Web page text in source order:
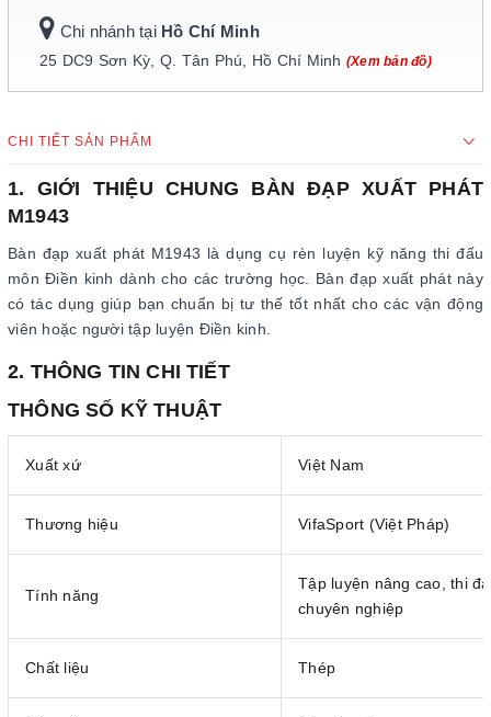
Chi nhánh tại Hồ Chí Minh
25 DC9 Sơn Kỳ, Q. Tân Phú, Hồ Chí Minh (Xem bản đồ)
CHI TIẾT SẢN PHẨM
1. GIỚI THIỆU CHUNG BÀN ĐẠP XUẤT PHÁT
M1943
Bàn đạp xuất phát M1943 là dụng cụ rèn luyện kỹ năng thi đấu
môn Điền kinh dành cho các trường học. Bàn đạp xuất phát này
có tác dụng giúp bạn chuẩn bị tư thế tốt nhất cho các vận động
viên hoặc người tập luyện Điền kinh.
2. THÔNG TIN CHI TIẾT
THÔNG SỐ KỸ THUẬT
Xuất xứ Việt Nam
Thương hiệu VifaSport (Việt Pháp)
Tính năng
Tập luyện nâng cao, thi
chuyên nghiệp
Chất liệu Thép